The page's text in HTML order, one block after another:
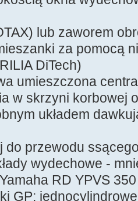
lub zaworem
za pomocą
DiTech)
umieszczona
w skrzyni korbowej
układem
do przewodu
wydechowe -
RD YPVS
GP: